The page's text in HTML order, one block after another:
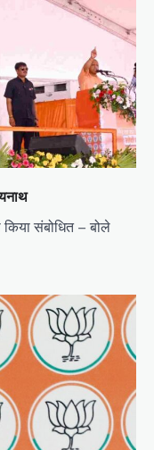
किया संबोधित – बोले